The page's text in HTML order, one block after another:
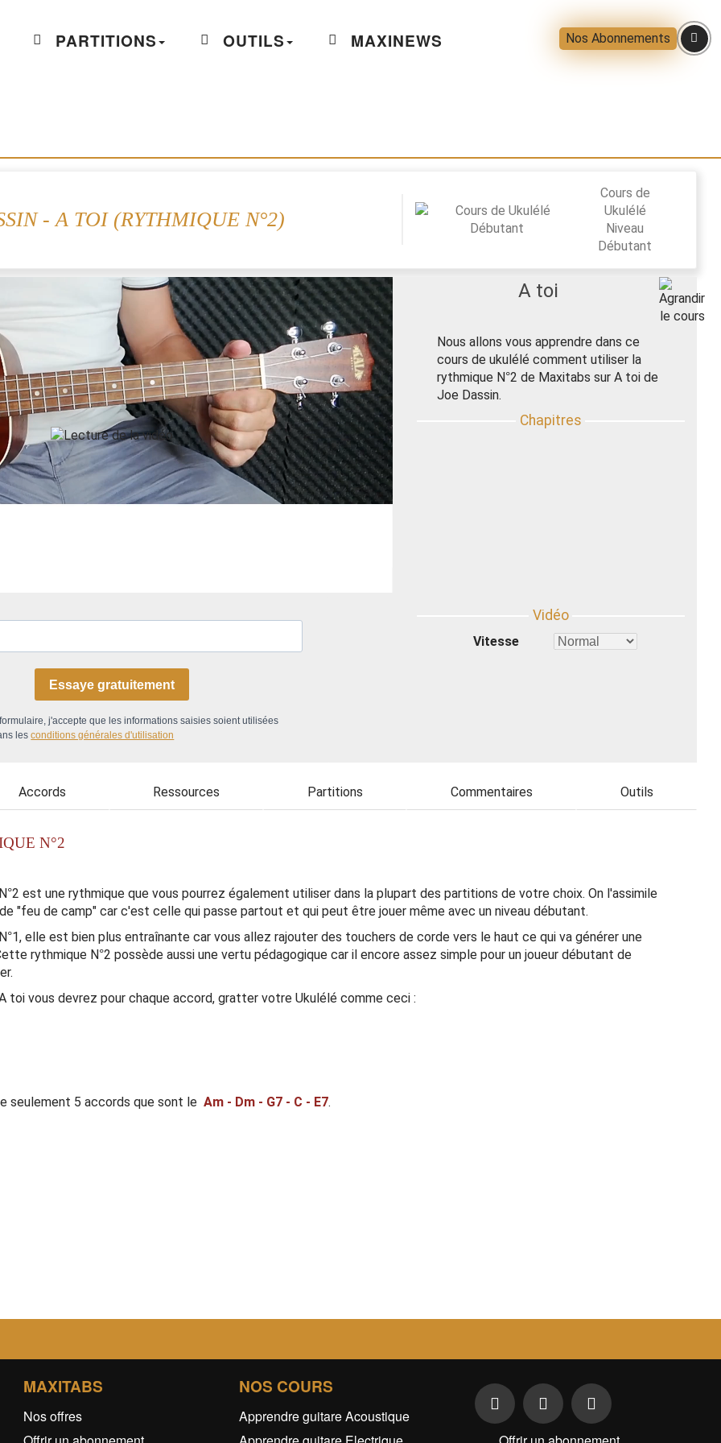
PARTITIONS OUTILS MAXINEWS Nos Abonnements
- A TOI (RYTHMIQUE N°2)
Cours de
Ukulélé
Niveau
Débutant
Essaye gratuitement
j'accepte que les informations saisies soient utilisées
lesconditions générales d'utilisation
A toi
Nous allons vous apprendre dans ce
cours de ukulélé comment utiliser la
rythmique N°2 de Maxitabs sur A toi de
Joe Dassin.
Vitesse
Accords Ressources Partitions Commentaires Outils
N°2
est une rythmique que vous pourrez également utiliser dans la plupart des partitions de votre choix. On l'assimile
"feu de camp" car c'est celle qui passe partout et qui peut être jouer même avec un niveau débutant.
elle est bien plus entraînante car vous allez rajouter des touchers de corde vers le haut ce qui va générer une
rythmique N°2 possède aussi une vertu pédagogique car il encore assez simple pour un joueur débutant de
toi vous devrez pour chaque accord, gratter votre Ukulélé comme ceci :
seulement 5 accords que sont le Am - Dm - G7 - C - E7.
MAXITABS
Nos offres
NOS COURS
Apprendre guitare Acoustique